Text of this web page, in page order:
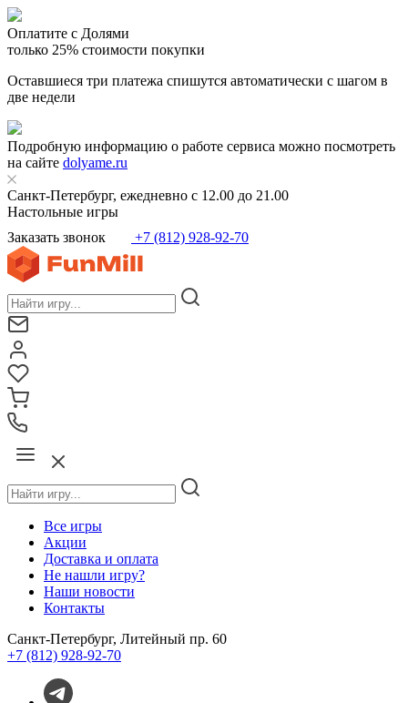
Оплатите с Долями
только 25% стоимости покупки
Оставшиеся три платежа спишутся автоматически с шагом в
две недели
Подробную информацию о работе сервиса можно посмотреть
на сайте dolyame.ru
Санкт-Петербург, ежедневно с 12.00 до 21.00
Настольные игры
Заказать звонок
+7 (812) 928-92-70
Все игры
Акции
Доставка и оплата
Не нашли игру?
Наши новости
Контакты
Санкт-Петербург, Литейный пр. 60
+7 (812) 928-92-70